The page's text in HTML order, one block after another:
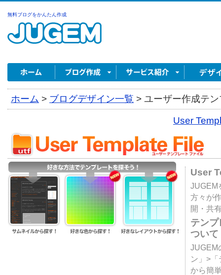
無料ブログをかんたん作成
ホーム > ブログデザイン一覧 > ユーザー作成テ
User
User
JUGEM
方々が
開・共
テン
ついて
JUGEM
ン」>
から簡